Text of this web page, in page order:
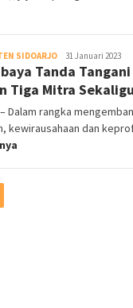
SIDOARJO DetikGo
31 Januari 2023
Tanda
Tiga Mitra
Dalam rangka
kewirausahaan dan